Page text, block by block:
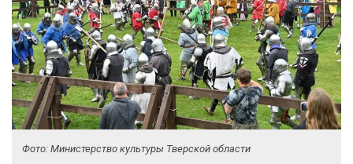
Фото: Министерство культуры Тверской области